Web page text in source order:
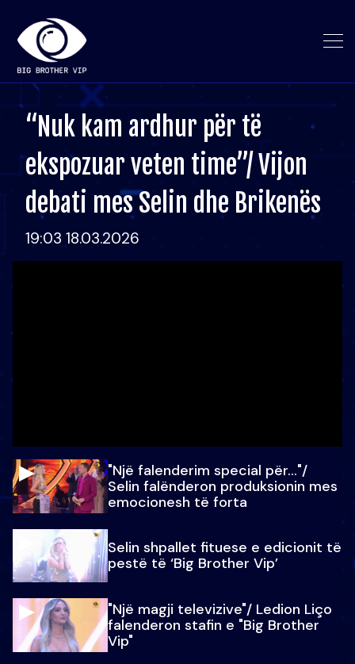
“Nuk kam ardhur për të
ekspozuar veten time”/ Vijon
debati mes Selin dhe Brikenës
19:03 18.03.2026
"Një falenderim special për…"/
Selin falënderon produksionin mes
emocionesh të forta
Selin shpallet fituese e edicionit të
pestë të ‘Big Brother Vip’
"Një magji televizive"/ Ledion Liço
falenderon stafin e "Big Brother
Vip"